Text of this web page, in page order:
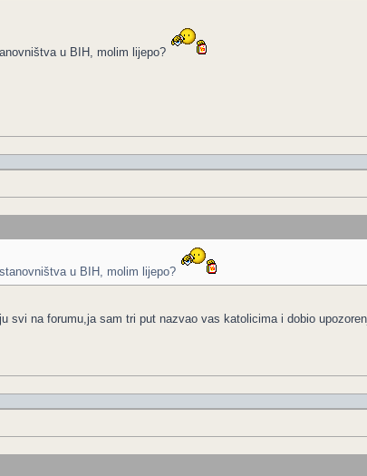
u BIH, molim lijepo?
u BIH, molim lijepo?
na forumu,ja sam tri put nazvao vas katolicima i dobio